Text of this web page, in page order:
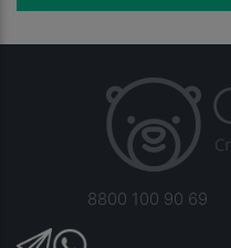
8800 100 90 69